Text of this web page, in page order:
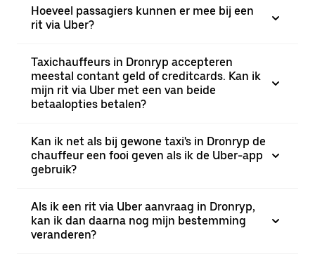
Hoeveel passagiers kunnen er mee bij een
rit via Uber?
Taxichauffeurs in Dronryp accepteren
meestal contant geld of creditcards. Kan ik
mijn rit via Uber met een van beide
betaalopties betalen?
Kan ik net als bij gewone taxi's in Dronryp de
chauffeur een fooi geven als ik de Uber-app
gebruik?
Als ik een rit via Uber aanvraag in Dronryp,
kan ik dan daarna nog mijn bestemming
veranderen?